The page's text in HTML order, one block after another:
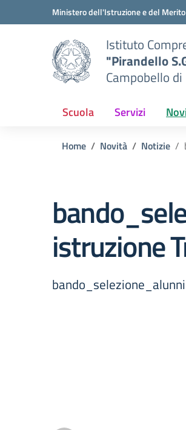
Vai ai contenuti
Vai al menu di navigazioneMinistero dell'Istruzione e del Merito
Istituto
"Pirandello
Campobello
Scuola Servizi
Home Novità Notizie
istruzione